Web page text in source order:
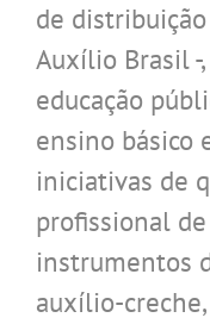
de
Auxílio Brasil
educação
ensino básico
iniciativas de
profissional
instrumentos
auxílio-